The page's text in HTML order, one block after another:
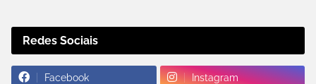
Redes Sociais
Facebook Instagram